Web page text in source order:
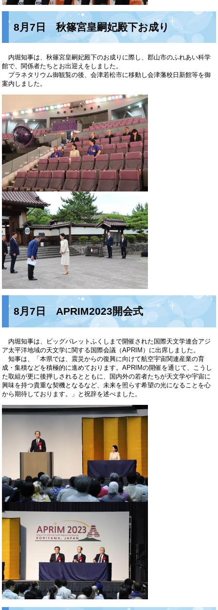
8月7日 秋篠宮皇嗣妃殿下お成り
内堀知事は、秋篠宮皇嗣妃殿下のお成りに際し、郡山市のふれあい科学
館で、関係者たちとお出迎えをしました。
プラネタリウム御観覧の後、会津若松市に移動し会津藩校日新館等を御
案内しました。
8月7日 APRIM2023開会式
内堀知事は、ビッグパレットふくしまで開催された国際天文学連合アジ
ア太平洋地域の天文学に関する国際会議（APRIM）に出席しました。
知事は、「本県では、震災からの復興に向けて航空宇宙関連産業の育
成・集積などを積極的に進めております。APRIMの開催を通じて、こうし
た取組が更に後押しされるとともに、国内外の若者たちが天文学や宇宙に
興味を持つ貴重な契機となるなど、未来を照らす希望の光になることを心
から期待しております。」と祝辞を述べました。